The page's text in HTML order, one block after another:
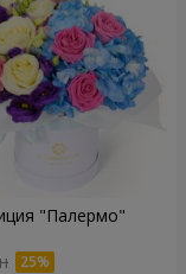
"Палермо"